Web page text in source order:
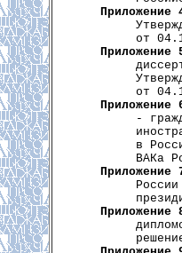
Приложение
от
Приложение
от
Приложение
-
в
ВАКа
Приложение
Приложение